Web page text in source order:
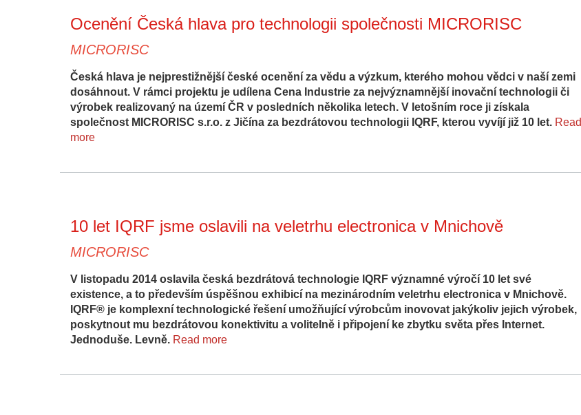
Ocenění Česká hlava pro technologii společnosti MICRORISC
MICRORISC
Česká hlava je nejprestižnější české ocenění za vědu a výzkum, kterého mohou vědci v naší zemi
dosáhnout. V rámci projektu je udílena Cena Industrie za nejvýznamnější inovační technologii či
výrobek realizovaný na území ČR v posledních několika letech. V letošním roce ji získala
společnost MICRORISC s.r.o. z Jičína za bezdrátovou technologii IQRF, kterou vyvíjí již 10 let. Read
more
10 let IQRF jsme oslavili na veletrhu electronica v Mnichově
MICRORISC
V listopadu 2014 oslavila česká bezdrátová technologie IQRF významné výročí 10 let své
existence, a to především úspěšnou exhibicí na mezinárodním veletrhu electronica v Mnichově.
IQRF® je komplexní technologické řešení umožňující výrobcům inovovat jakýkoliv jejich výrobek,
poskytnout mu bezdrátovou konektivitu a volitelně i připojení ke zbytku světa přes Internet.
Jednoduše. Levně. Read more